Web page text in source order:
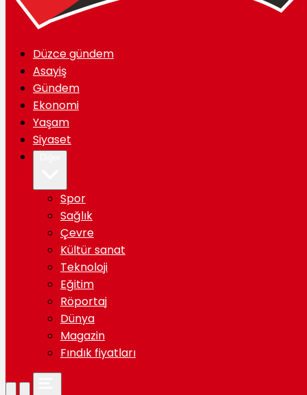
Düzce gündem
Asayiş
Gündem
Ekonomi
Yaşam
Siyaset
Spor
Sağlık
Çevre
Kültür sanat
Teknoloji
Eğitim
Röportaj
Dünya
Magazin
Fındık fiyatları